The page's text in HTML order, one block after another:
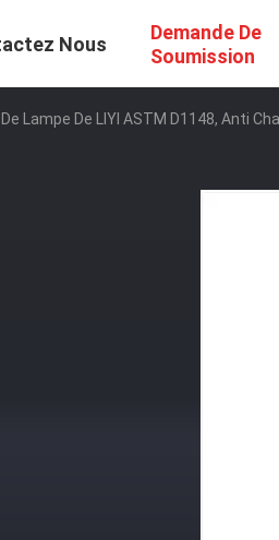
Nous
Demande De
Soumission
Lampe De LIYI ASTM D1148, Anti